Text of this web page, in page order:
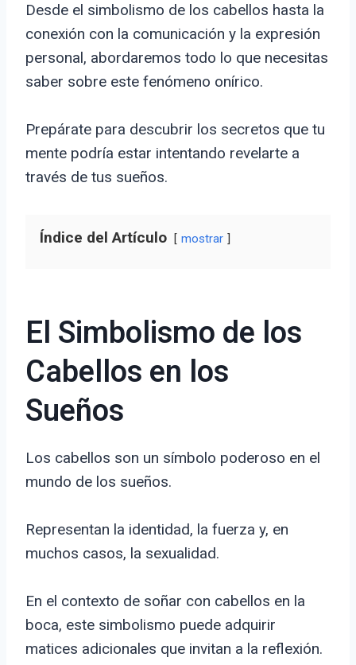
Desde el simbolismo de los cabellos hasta la
conexión con la comunicación y la expresión
personal, abordaremos todo lo que necesitas
saber sobre este fenómeno onírico.
Prepárate para descubrir los secretos que tu
mente podría estar intentando revelarte a
través de tus sueños.
Índice del Artículo mostrar
El Simbolismo de los
Cabellos en los
Sueños
Los cabellos son un símbolo poderoso en el
mundo de los sueños.
Representan la identidad, la fuerza y, en
muchos casos, la sexualidad.
En el contexto de soñar con cabellos en la
boca, este simbolismo puede adquirir
matices adicionales que invitan a la reflexión.